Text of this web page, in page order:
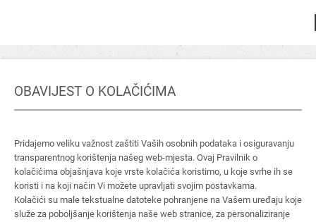
OBAVIJEST O KOLAČIĆIMA
Pridajemo veliku važnost zaštiti Vaših osobnih podataka i osiguravanju
transparentnog korištenja našeg web-mjesta. Ovaj Pravilnik o
kolačićima objašnjava koje vrste kolačića koristimo, u koje svrhe ih se
koristi i na koji način Vi možete upravljati svojim postavkama.
Kolačići su male tekstualne datoteke pohranjene na Vašem uređaju koje
služe za poboljšanje korištenja naše web stranice, za personaliziranje